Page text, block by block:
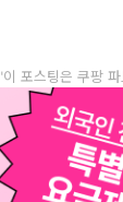
"이 포스팅은 쿠팡